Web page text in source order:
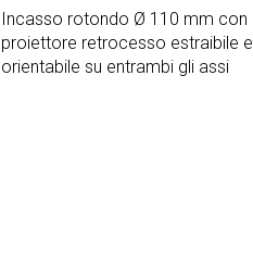
Incasso rotondo Ø 110 mm con
proiettore retrocesso estraibile e
orientabile su entrambi gli assi